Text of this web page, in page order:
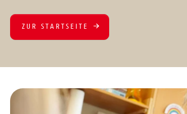
ZUR STARTSEITE